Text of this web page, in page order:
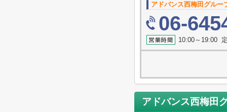
アドバンス西梅田グルー
06-
10:00～19:00
アドバンス西梅田